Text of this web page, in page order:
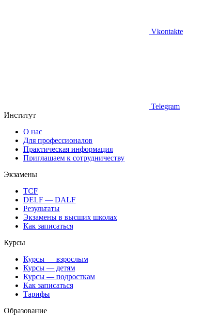
Vkontakte
Telegram
Институт
О нас
Для профессионалов
Практическая информация
Приглашаем к сотрудничеству
Экзамены
TCF
DELF — DALF
Результаты
Экзамены в высших школах
Как записаться
Курсы
Курсы — взрослым
Курсы — детям
Курсы — подросткам
Как записаться
Тарифы
Образование